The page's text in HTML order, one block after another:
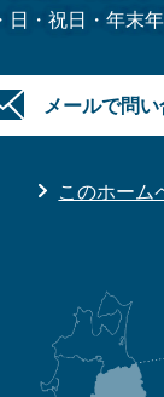
日・祝日・年末
メールで問
このホーム